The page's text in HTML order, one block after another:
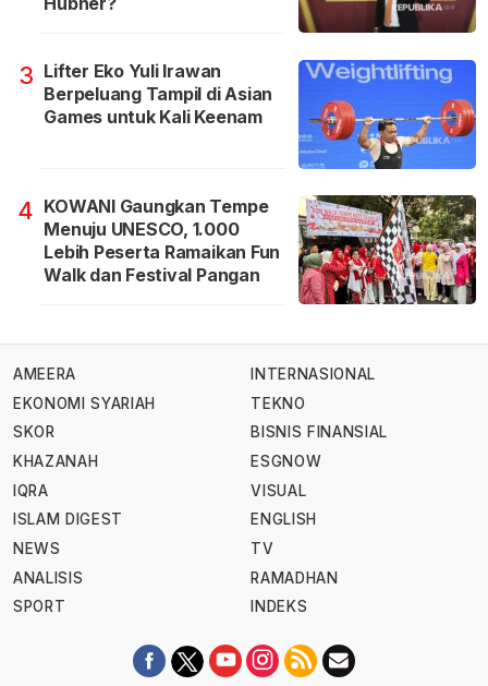
3 Lifter Eko Yuli Irawan
Berpeluang Tampil di Asian
Games untuk Kali Keenam
4 KOWANI Gaungkan Tempe
Menuju UNESCO, 1.000
Lebih Peserta Ramaikan Fun
Walk dan Festival Pangan
AMEERA
EKONOMI SYARIAH
SKOR
KHAZANAH
IQRA
ISLAM DIGEST
NEWS
ANALISIS
SPORT
INTERNASIONAL
TEKNO
BISNIS FINANSIAL
ESGNOW
VISUAL
ENGLISH
TV
RAMADHAN
INDEKS